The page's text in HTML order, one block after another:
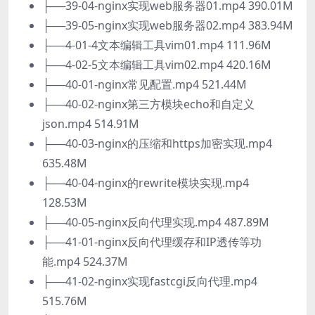
├──39-04-nginx实现web服务器01.mp4 390.01M
├──39-05-nginx实现web服务器02.mp4 383.94M
├──4-01-4文本编辑工具vim01.mp4 111.96M
├──4-02-5文本编辑工具vim02.mp4 420.16M
├──40-01-nginx常见配置.mp4 521.44M
├──40-02-nginx第三方模块echo和自定义
json.mp4 514.91M
├──40-03-nginx的压缩和https加密实现.mp4
635.48M
├──40-04-nginx的rewrite模块实现.mp4
128.53M
├──40-05-nginx反向代理实现.mp4 487.89M
├──41-01-nginx反向代理缓存和IP透传等功
能.mp4 524.37M
├──41-02-nginx实现fastcgi反向代理.mp4
515.76M